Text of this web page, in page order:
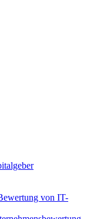
von IT-